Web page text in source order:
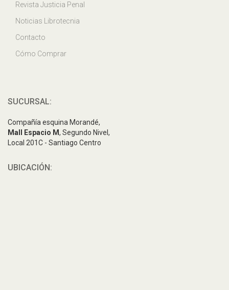
Revista Justicia Penal
Noticias Librotecnia
Contacto
Cómo Comprar
SUCURSAL:
Compañía esquina Morandé,
Mall Espacio M, Segundo Nivel,
Local 201C - Santiago Centro
UBICACIÓN: